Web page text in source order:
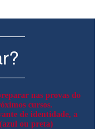
nas provas do
cursos.
de identidade, a
ou preta)